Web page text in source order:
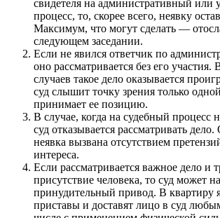
свидетеля на административный или
процесс, то, скорее всего, неявку
Максимум, что могут сделать —
следующем заседании.
Если не явился ответчик по
оно рассматривается без его
случаев такое дело оказывается
суд слышит точку зрения только
принимает ее позицию.
В случае, когда на судебный процесс
суд отказывается рассматривать
неявка вызвана отсутствием
интереса.
Если рассматривается важное дело и
присутствие человека, то суд может
принудительный привод. В квартиру
приставы и доставят лицо в суд